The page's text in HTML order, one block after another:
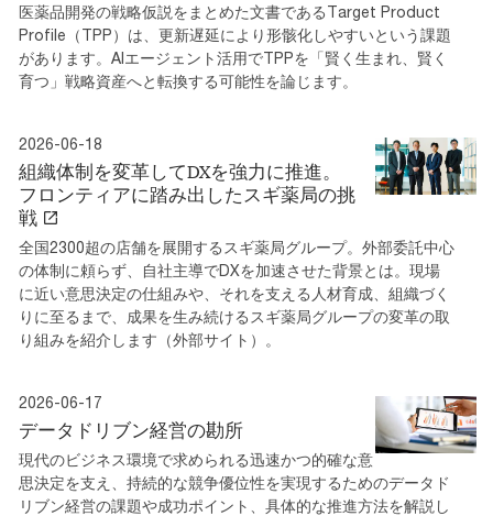
医薬品開発の戦略仮説をまとめた文書であるTarget Product
Profile（TPP）は、更新遅延により形骸化しやすいという課題
があります。AIエージェント活用でTPPを「賢く生まれ、賢く
育つ」戦略資産へと転換する可能性を論じます。
2026-06-18
組織体制を変革してDXを強力に推進。
フロンティアに踏み出したスギ薬局の挑
戦
全国2300超の店舗を展開するスギ薬局グループ。外部委託中心
の体制に頼らず、自社主導でDXを加速させた背景とは。現場
に近い意思決定の仕組みや、それを支える人材育成、組織づく
りに至るまで、成果を生み続けるスギ薬局グループの変革の取
り組みを紹介します（外部サイト）。
2026-06-17
データドリブン経営の勘所
現代のビジネス環境で求められる迅速かつ的確な意
思決定を支え、持続的な競争優位性を実現するためのデータド
リブン経営の課題や成功ポイント、具体的な推進方法を解説し